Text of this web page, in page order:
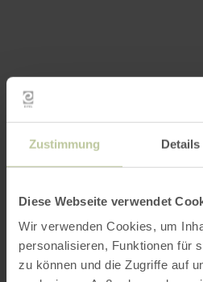
Zustimmung Details
Diese Webseite verwendet
Wir verwenden Cookies, um
personalisieren, Funktionen für
zu können und die Zugriffe auf
Plus